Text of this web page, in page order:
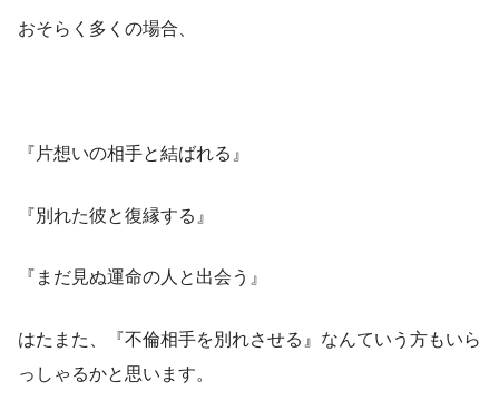
おそらく多くの場合、
『片想いの相手と結ばれる』
『別れた彼と復縁する』
『まだ見ぬ運命の人と出会う』
はたまた、『不倫相手を別れさせる』なんていう方もいら
っしゃるかと思います。